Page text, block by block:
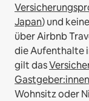
Japan) und
über Airbnb
die Aufenthalte
gilt das
Wohnsitz oder